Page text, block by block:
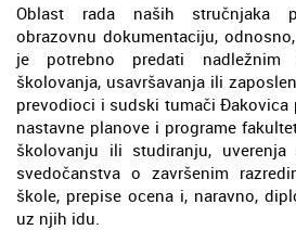
Oblast rada naših stručnjaka
obrazovnu dokumentaciju,
je potrebno predati nadležnim
školovanja, usavršavanja ili
prevodioci i sudski tumači Đakovica
nastavne planove i programe
školovanju ili studiranju,
svedočanstva o završenim
škole, prepise ocena i, naravno,
uz njih idu.